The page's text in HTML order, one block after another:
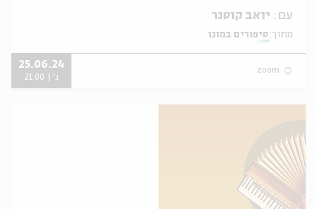
עם:
מתוך: סיפורים במונו
zoom
25.06.24
ג' | 21:00